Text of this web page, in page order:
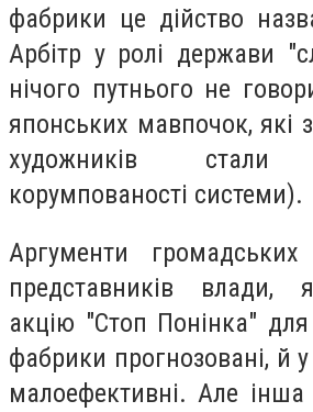
фабрики це дійство
Арбітр у ролі держави
нічого путнього не
японських мавпочок, які
художників стали
корумпованості системи).
Аргументи громадських
представників влади,
акцію "Стоп Понінка" для
фабрики прогнозовані, й у
малоефективні. Але